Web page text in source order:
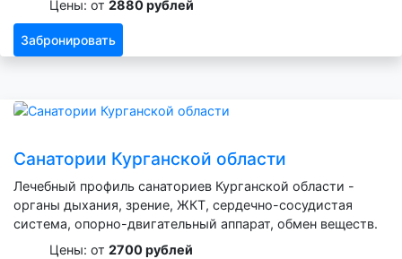
Цены: от 2880 рублей
Забронировать
Санатории Курганской области
Лечебный профиль санаториев Курганской области -
органы дыхания, зрение, ЖКТ, сердечно-сосудистая
система, опорно-двигательный аппарат, обмен веществ.
Цены: от 2700 рублей